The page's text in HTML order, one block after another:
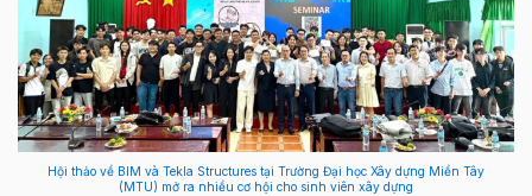
Hội thảo về BIM và Tekla Structures tại Trường Đại học Xây dựng Miền Tây
(MTU) mở ra nhiều cơ hội cho sinh viên xây dựng